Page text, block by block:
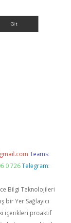
Teams:
0 726 Telegram:
Bilgi Teknolojileri
bir Yer Sağlayıcı
içerikleri proaktif